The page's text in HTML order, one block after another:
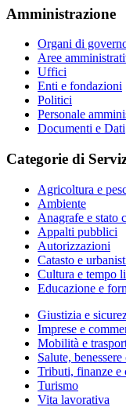
Amministrazione
Organi di
Aree
Uffici
Enti e fondazioni
Politici
Personale
Documenti e Dati
Categorie di
Agricoltura e
Ambiente
Anagrafe e stato
Appalti pubblici
Autorizzazioni
Catasto e
Cultura e tempo
Educazione e
Giustizia e
Imprese e
Mobilità e
Salute, benessere
Tributi, finanze e
Turismo
Vita lavorativa